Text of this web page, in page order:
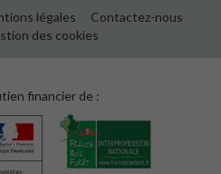
légales
Contactez-nous
des cookies
financier de :